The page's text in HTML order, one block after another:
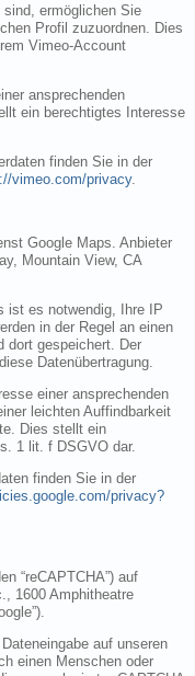
ermöglichen Sie
Profil zuzuordnen. Dies
Vimeo-Account
ansprechenden
ein berechtigtes Interesse
finden Sie in der
vimeo.com/privacy.
Google Maps. Anbieter
Mountain View, CA
ist es notwendig, Ihre IP
in der Regel an einen
dort gespeichert. Der
Datenübertragung.
einer ansprechenden
leichten Auffindbarkeit
Dies stellt ein
1 lit. f DSGVO dar.
finden Sie in der
privacy?
“reCAPTCHA”) auf
1600 Amphitheatre
auf unseren
einen Menschen oder